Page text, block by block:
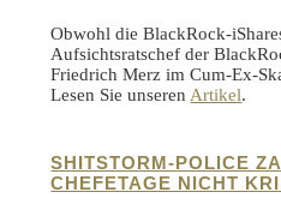
Obwohl die BlackRock-
Aufsichtsratschef der
Friedrich Merz im Cum-Ex-
Lesen Sie unseren Artikel.
SHITSTORM-POLICE
CHEFETAGE NICHT